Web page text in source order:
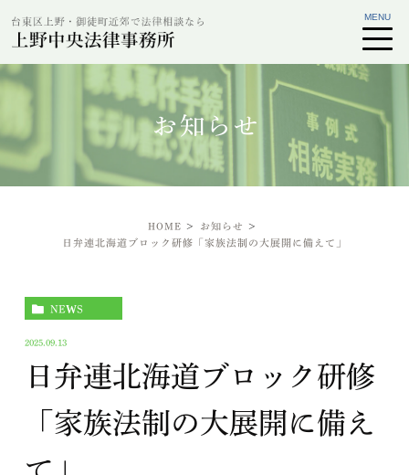
お知らせ
HOME
お知らせ
日弁連北海道ブロック研修「家族法制の大展開に備えて」
NEWS
2025.09.13
日弁連北海道ブロック研修
「家族法制の大展開に備え